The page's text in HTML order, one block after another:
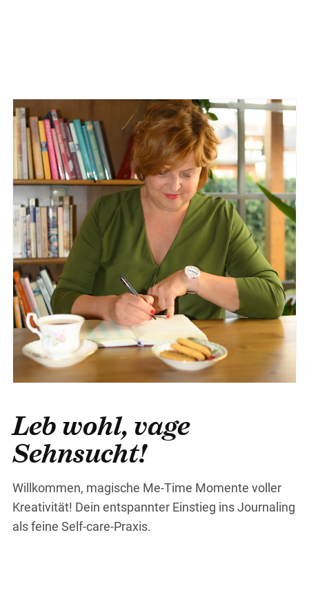
Leb wohl, vage
Sehnsucht!
Willkommen, magische Me-Time Momente voller
Kreativität! Dein entspannter Einstieg ins Journaling
als feine Self-care-Praxis.